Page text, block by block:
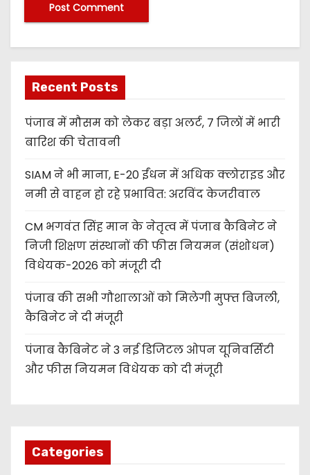
Recent Posts
पंजाब में मौसम को लेकर बड़ा अलर्ट, 7 जिलों में भारी
बारिश की चेतावनी
SIAM ने भी माना, E-20 ईंधन में अधिक क्लोराइड और
नमी से वाहन हो रहे प्रभावित: अरविंद केजरीवाल
CM भगवंत सिंह मान के नेतृत्व में पंजाब कैबिनेट ने
निजी शिक्षण संस्थानों की फीस नियमन (संशोधन)
विधेयक-2026 को मंजूरी दी
पंजाब की सभी गौशालाओं को मिलेगी मुफ्त बिजली,
कैबिनेट ने दी मंजूरी
पंजाब कैबिनेट ने 3 नई डिजिटल ओपन यूनिवर्सिटी
और फीस नियमन विधेयक को दी मंजूरी
Categories